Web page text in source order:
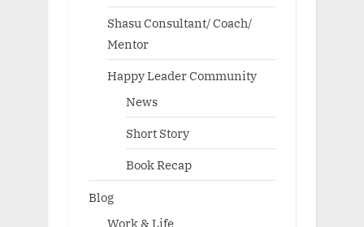
Shasu Consultant/ Coach/
Mentor
Happy Leader Community
News
Short Story
Book Recap
Blog
Work & Life